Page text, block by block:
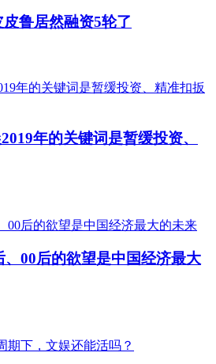
鲁居然融资5轮了
年的关键词是暂缓投资、
、00后的欲望是中国经济最大